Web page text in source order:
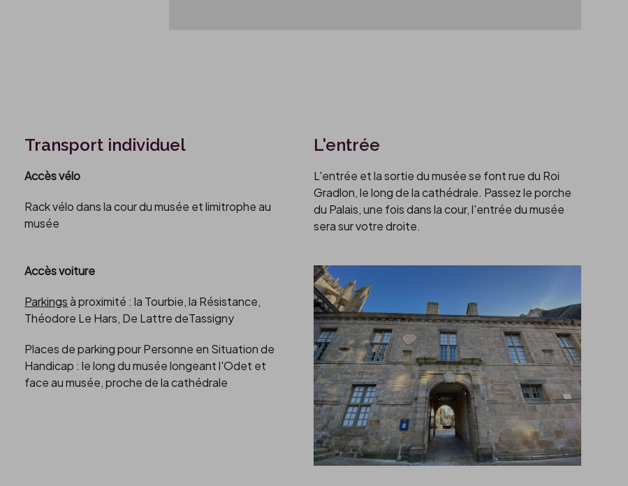
Transport individuel
Accès vélo
Rack vélo dans la cour du musée et limitrophe au
musée
Accès voiture
Parkingsà proximité : la Tourbie, la Résistance,
Théodore Le Hars, De Lattre deTassigny
Places de parking pour Personne en Situation de
Handicap : le long du musée longeant l'Odet et
face au musée, proche de la cathédrale
L'entrée
L'entrée et la sortie du musée se font rue du Roi
Gradlon, le long de la cathédrale. Passez le porche
du Palais, une fois dans la cour, l'entrée du musée
sera sur votre droite.